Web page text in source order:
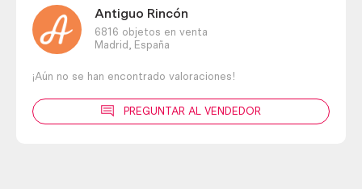
Antiguo Rincón
6816 objetos en venta
Madrid,
España
¡Aún no se han encontrado valoraciones!
PREGUNTAR AL VENDEDOR